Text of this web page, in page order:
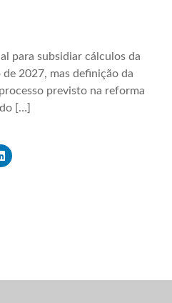
para subsidiar cálculos da
2027, mas definição da
previsto na reforma
[…]